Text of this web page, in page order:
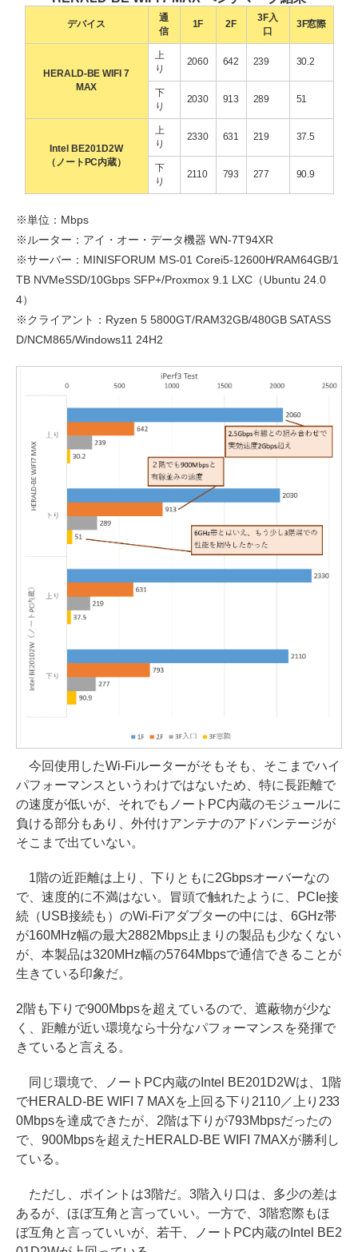
デバイス
通
信
1F 2F
3F入
口
3F窓際
HERALD-BE WIFI 7
MAX
上
り
2060 642 239 30.2
下
り
2030 913 289 51
Intel BE201D2W
（ノートPC内蔵）
上
り
2330 631 219 37.5
下
り
2110 793 277 90.9
※単位：Mbps
※ルーター：アイ・オー・データ機器 WN-7T94XR
※サーバー：MINISFORUM MS-01 Corei5-12600H/RAM64GB/1
TB NVMeSSD/10Gbps SFP+/Proxmox 9.1 LXC（Ubuntu 24.0
4）
※クライアント：Ryzen 5 5800GT/RAM32GB/480GB SATASS
D/NCM865/Windows11 24H2
今回使用したWi-Fiルーターがそもそも、そこまでハイ
パフォーマンスというわけではないため、特に長距離で
の速度が低いが、それでもノートPC内蔵のモジュールに
負ける部分もあり、外付けアンテナのアドバンテージが
そこまで出ていない。
1階の近距離は上り、下りともに2Gbpsオーバーなの
で、速度的に不満はない。冒頭で触れたように、PCIe接
続（USB接続も）のWi-Fiアダプターの中には、6GHz帯
が160MHz幅の最大2882Mbps止まりの製品も少なくない
が、本製品は320MHz幅の5764Mbpsで通信できることが
生きている印象だ。
2階も下りで900Mbpsを超えているので、遮蔽物が少な
く、距離が近い環境なら十分なパフォーマンスを発揮で
きていると言える。
同じ環境で、ノートPC内蔵のIntel BE201D2Wは、1階
でHERALD-BE WIFI 7 MAXを上回る下り2110／上り233
0Mbpsを達成できたが、2階は下りが793Mbpsだったの
で、900Mbpsを超えたHERALD-BE WIFI 7MAXが勝利し
ている。
ただし、ポイントは3階だ。3階入り口は、多少の差は
あるが、ほぼ互角と言っていい。一方で、3階窓際もほ
ぼ互角と言っていいが、若干、ノートPC内蔵のIntel BE2